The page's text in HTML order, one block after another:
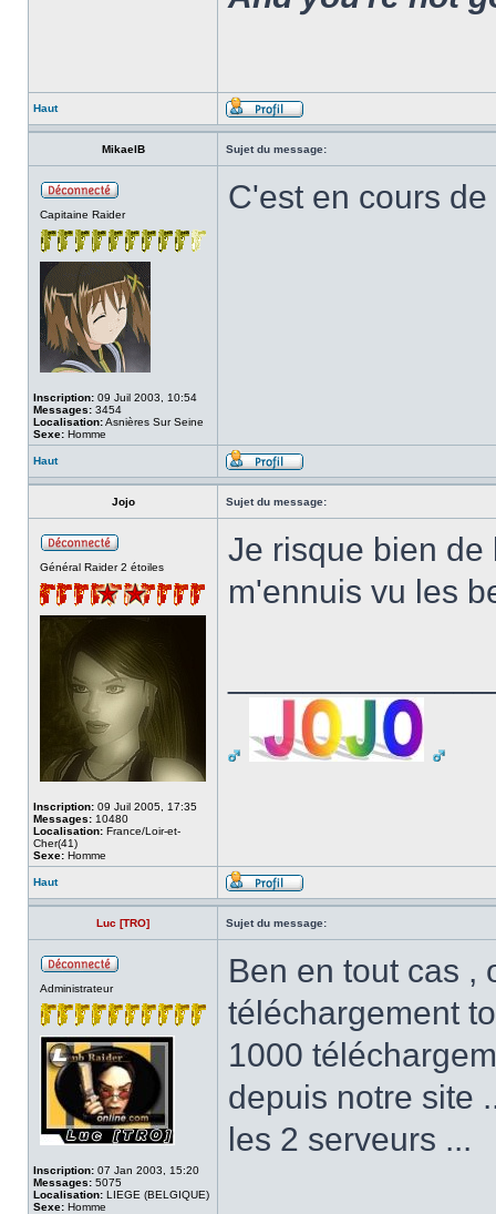
Haut
MikaelB Sujet du message:
Capitaine Raider
Inscription: 09 Juil 2003, 10:54
Messages: 3454
Localisation:Asnières Sur Seine
Sexe: Homme
C'est en cours
Haut
Jojo Sujet du message:
Général Raider 2 étoiles
Inscription: 09 Juil 2005, 17:35
Messages: 10480
Localisation: France/Loir-et-
Cher(41)
Sexe: Homme
Je risque bien de
m'ennuis vu les
Haut
Luc [TRO] Sujet du message:
Administrateur
Inscription: 07 Jan 2003, 15:20
Messages: 5075
Localisation: LIEGE (BELGIQUE)
Sexe: Homme
Ben en tout cas ,
téléchargement
1000
depuis notre site
les 2 serveurs ...